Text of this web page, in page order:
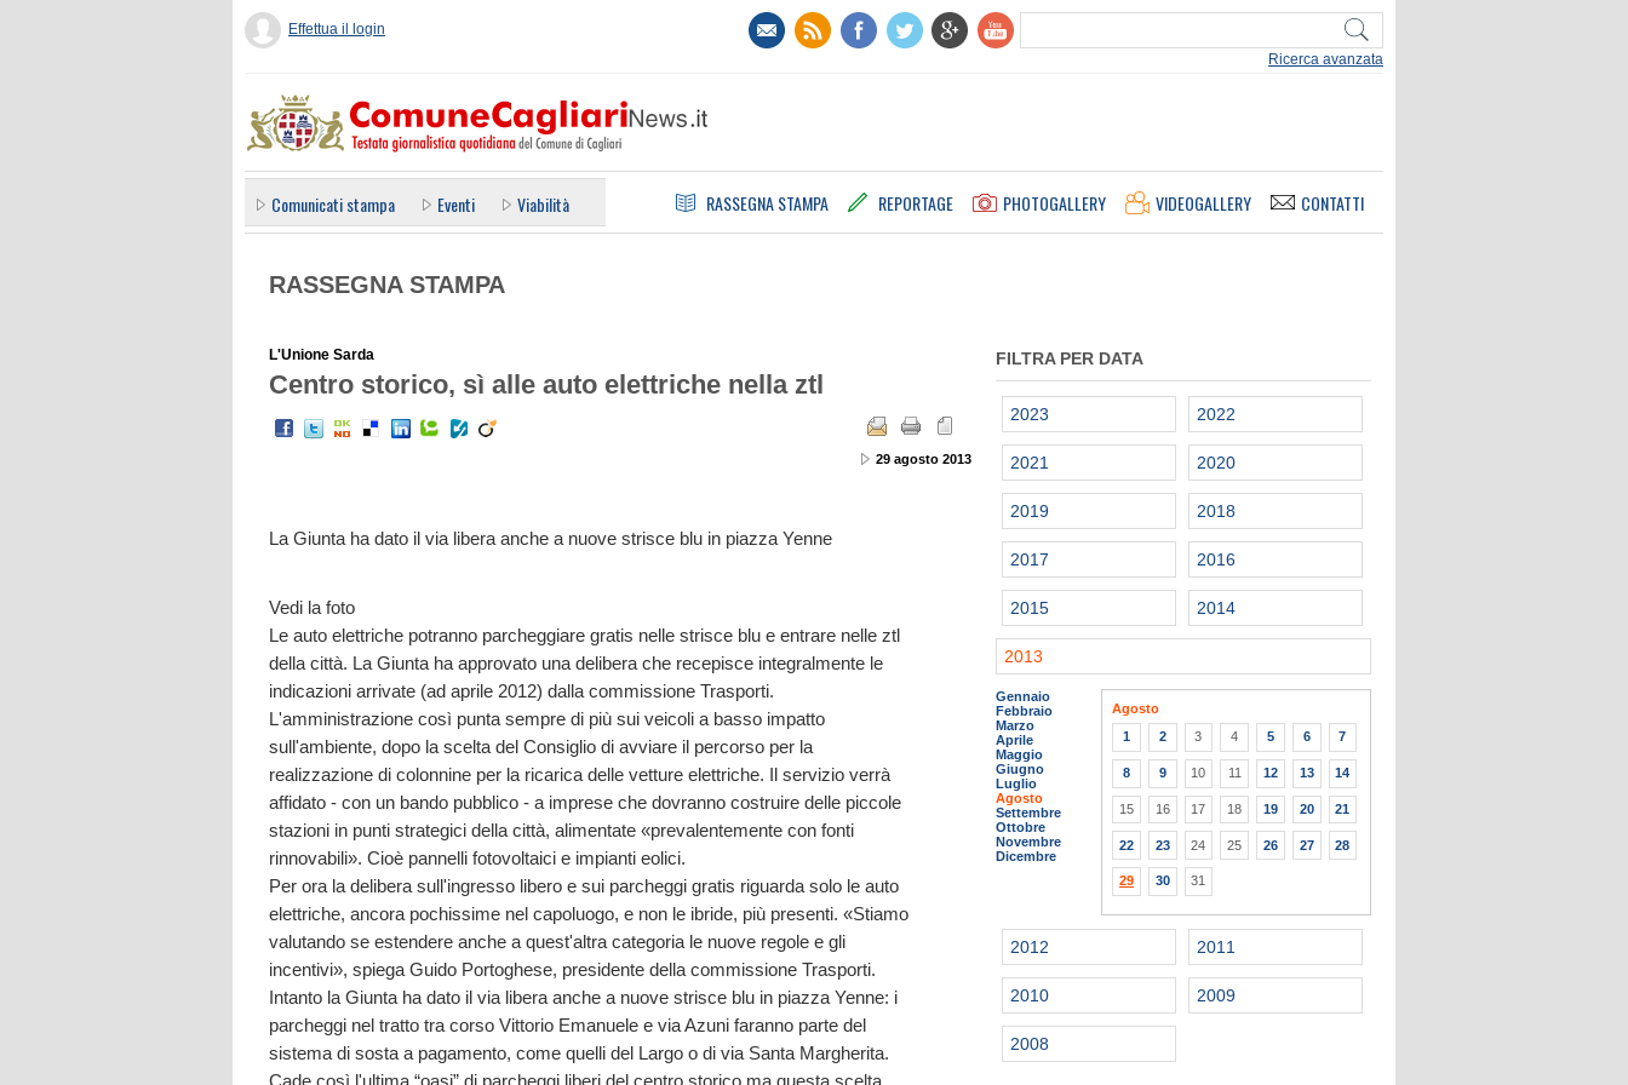
Ricerca avanzata
Effettua il login
Comunicati stampa Eventi Viabilità RASSEGNA STAMPA REPORTAGE PHOTOGALLERY VIDEOGALLERY CONTATTI
RASSEGNA STAMPA
L'Unione Sarda
Centro storico, sì alle auto elettriche nella ztl
29 agosto 2013
La Giunta ha dato il via libera anche a nuove strisce blu in piazza Yenne
Vedi la foto
Le auto elettriche potranno parcheggiare gratis nelle strisce blu e entrare nelle ztl
della città. La Giunta ha approvato una delibera che recepisce integralmente le
indicazioni arrivate (ad aprile 2012) dalla commissione Trasporti.
L'amministrazione così punta sempre di più sui veicoli a basso impatto
sull'ambiente, dopo la scelta del Consiglio di avviare il percorso per la
realizzazione di colonnine per la ricarica delle vetture elettriche. Il servizio verrà
affidato - con un bando pubblico - a imprese che dovranno costruire delle piccole
stazioni in punti strategici della città, alimentate «prevalentemente con fonti
rinnovabili». Cioè pannelli fotovoltaici e impianti eolici.
Per ora la delibera sull'ingresso libero e sui parcheggi gratis riguarda solo le auto
elettriche, ancora pochissime nel capoluogo, e non le ibride, più presenti. «Stiamo
valutando se estendere anche a quest'altra categoria le nuove regole e gli
incentivi», spiega Guido Portoghese, presidente della commissione Trasporti.
Intanto la Giunta ha dato il via libera anche a nuove strisce blu in piazza Yenne: i
parcheggi nel tratto tra corso Vittorio Emanuele e via Azuni faranno parte del
sistema di sosta a pagamento, come quelli del Largo o di via Santa Margherita.
Cade così l'ultima “oasi” di parcheggi liberi del centro storico ma questa scelta,
FILTRA PER DATA
2023 2022
2021 2020
2019 2018
2017 2016
2015 2014
2013
Gennaio
Febbraio
Marzo
Aprile
Maggio
Giugno
Luglio
Agosto
Settembre
Ottobre
Novembre
Dicembre
Agosto
1
2 3 4 5 6 7
8 9 10 11 12 13 14
15 16 17 18 19 20 21
22 23 24 25 26 27 28
29 30 31
2012 2011
2010 2009
2008